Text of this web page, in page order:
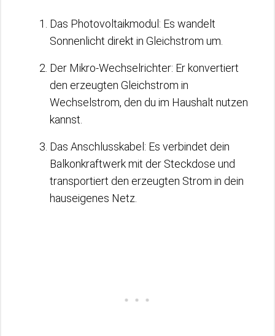
Das Photovoltaikmodul: Es wandelt
Sonnenlicht direkt in Gleichstrom um.
Der Mikro-Wechselrichter: Er konvertiert
den erzeugten Gleichstrom in
Wechselstrom, den du im Haushalt nutzen
kannst.
Das Anschlusskabel: Es verbindet dein
Balkonkraftwerk mit der Steckdose und
transportiert den erzeugten Strom in dein
hauseigenes Netz.